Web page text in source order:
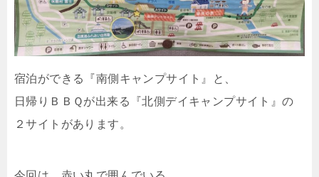
宿泊ができる『南側キャンプサイト』と、
日帰りＢＢＱが出来る『北側デイキャンプサイト』の
２サイトがあります。